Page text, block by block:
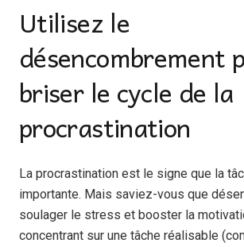
Utilisez le
désencombrement
briser le cycle de la
procrastination
La procrastination est le signe que la
importante. Mais saviez-vous que
soulager le stress et booster la
concentrant sur une tâche réalisable